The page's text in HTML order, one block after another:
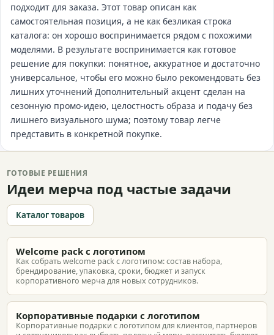
подходит для заказа. Этот товар описан как
самостоятельная позиция, а не как безликая строка
каталога: он хорошо воспринимается рядом с похожими
моделями. В результате воспринимается как готовое
решение для покупки: понятное, аккуратное и достаточно
универсальное, чтобы его можно было рекомендовать без
лишних уточнений Дополнительный акцент сделан на
сезонную промо-идею, целостность образа и подачу без
лишнего визуального шума; поэтому товар легче
представить в конкретной покупке.
ГОТОВЫЕ РЕШЕНИЯ
Идеи мерча под частые задачи
Каталог товаров
Welcome pack с логотипом
Как собрать welcome pack с логотипом: состав набора,
брендирование, упаковка, сроки, бюджет и запуск
корпоративного мерча для новых сотрудников.
Корпоративные подарки с логотипом
Корпоративные подарки с логотипом для клиентов, партнеров